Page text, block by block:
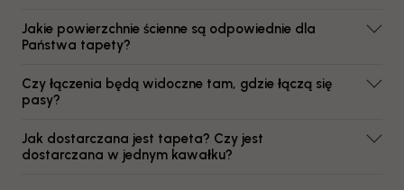
Jakie powierzchnie ścienne są odpowiednie dla
Państwa tapety?
Czy łączenia będą widoczne tam, gdzie łączą się
pasy?
Jak dostarczana jest tapeta? Czy jest
dostarczana w jednym kawałku?